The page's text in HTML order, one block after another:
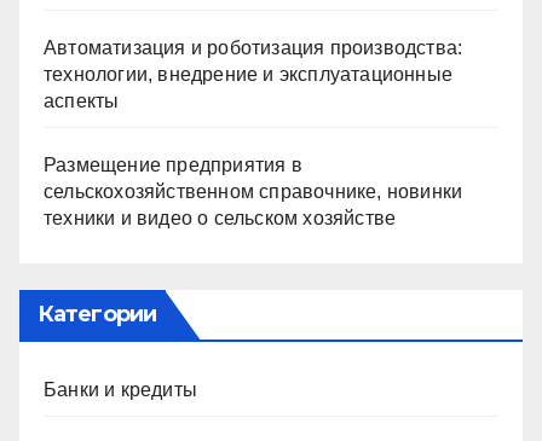
Автоматизация и роботизация производства:
технологии, внедрение и эксплуатационные
аспекты
Размещение предприятия в
сельскохозяйственном справочнике, новинки
техники и видео о сельском хозяйстве
Категории
Банки и кредиты